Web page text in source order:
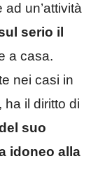
un’attività
serio il
a casa.
nei casi in
il diritto di
suo
idoneo alla